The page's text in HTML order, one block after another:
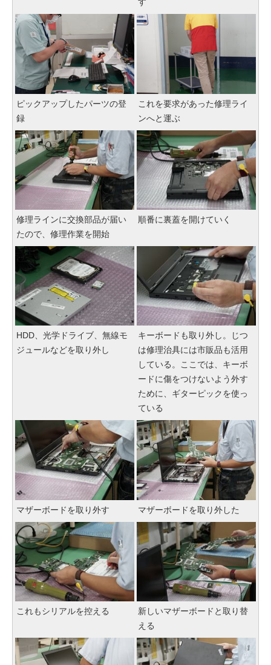
す
ピックアップしたパーツの登
録
これを要求があった修理ライ
ンへと運ぶ
修理ラインに交換部品が届い
たので、修理作業を開始
順番に裏蓋を開けていく
HDD、光学ドライブ、無線モ
ジュールなどを取り外し
キーボードも取り外し。じつ
は修理治具には市販品も活用
している。ここでは、キーボ
ードに傷をつけないよう外す
ために、ギターピックを使っ
ている
マザーボードを取り外す マザーボードを取り外した
これもシリアルを控える
新しいマザーボードと取り替
える